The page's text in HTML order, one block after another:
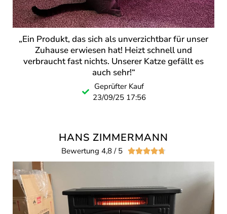
„Ein Produkt, das sich als unverzichtbar für unser
Zuhause erwiesen hat! Heizt schnell und
verbraucht fast nichts. Unserer Katze gefällt es
auch sehr!“
Geprüfter Kauf
23/09/25 17:56
HANS ZIMMERMANN
Bewertung 4,8 / 5 